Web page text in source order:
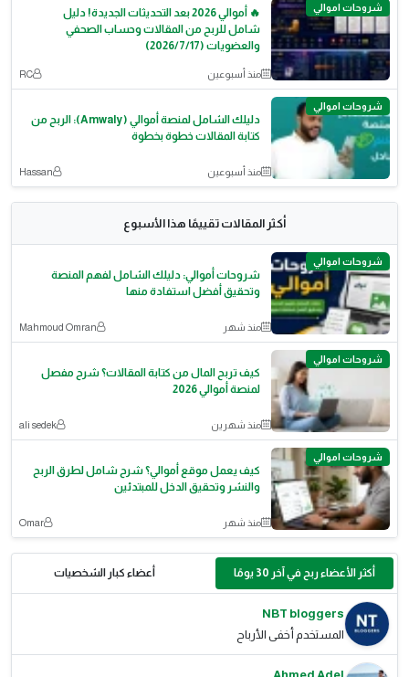
شروحات اموالي
🔥 أموالي 2026 بعد التحديثات الجديدة! دليل
شامل للربح من المقالات وحساب الصحفي
والعضويات (2026/7/17)
منذ أسبوعين RC
شروحات اموالي
دليلك الشامل لمنصة أموالي (Amwaly): الربح من
كتابة المقالات خطوة بخطوة
منذ أسبوعين Hassan
أكثر المقالات تقييمًا هذا الأسبوع
شروحات اموالي
شروحات أموالي: دليلك الشامل لفهم المنصة
وتحقيق أفضل استفادة منها
منذ شهر Mahmoud Omran
شروحات اموالي
كيف تربح المال من كتابة المقالات؟ شرح مفصل
لمنصة أموالي 2026
منذ شهرين ali sedek
شروحات اموالي
كيف يعمل موقع أموالي؟ شرح شامل لطرق الربح
والنشر وتحقيق الدخل للمبتدئين
منذ شهر Omar
أكثر الأعضاء ربح في آخر 30 يومًا أعضاء كبار الشخصيات
NBT bloggers
المستخدم أخفى الأرباح